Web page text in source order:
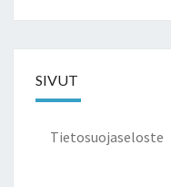
SIVUT
Tietosuojaseloste